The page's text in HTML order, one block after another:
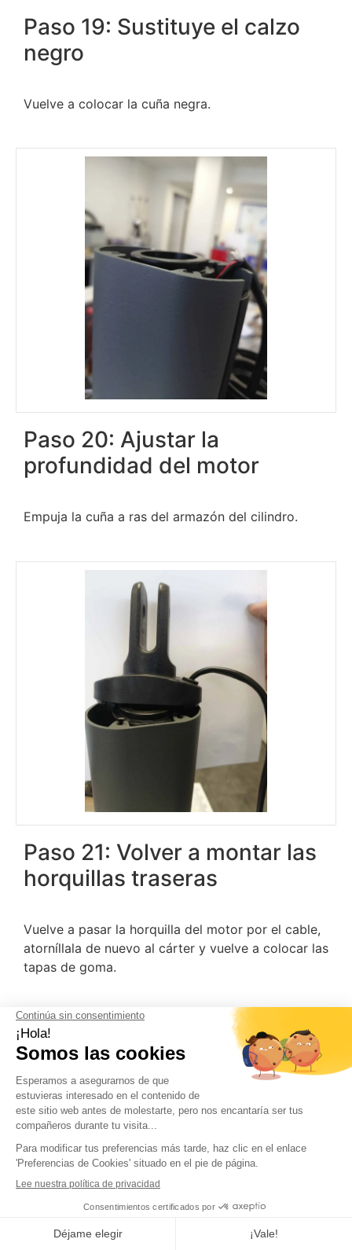
Paso 19: Sustituye el calzo
negro
Vuelve a colocar la cuña negra.
Paso 20: Ajustar la
profundidad del motor
Empuja la cuña a ras del armazón del cilindro.
Paso 21: Volver a montar las
horquillas traseras
Vuelve a pasar la horquilla del motor por el cable,
atorníllala de nuevo al cárter y vuelve a colocar las
tapas de goma.